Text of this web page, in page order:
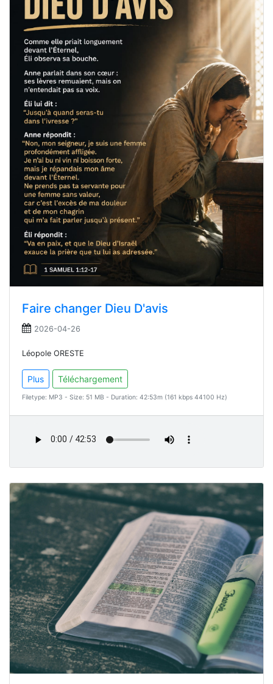
Faire changer Dieu D'avis
2026-04-26
Léopole ORESTE
Plus Téléchargement
Filetype: MP3 - Size: 51 MB - Duration: 42:53m (161 kbps 44100 Hz)